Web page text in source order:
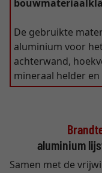
De gebruikte
aluminium voor
achterwand,
mineraal helder
aluminium
Samen met de